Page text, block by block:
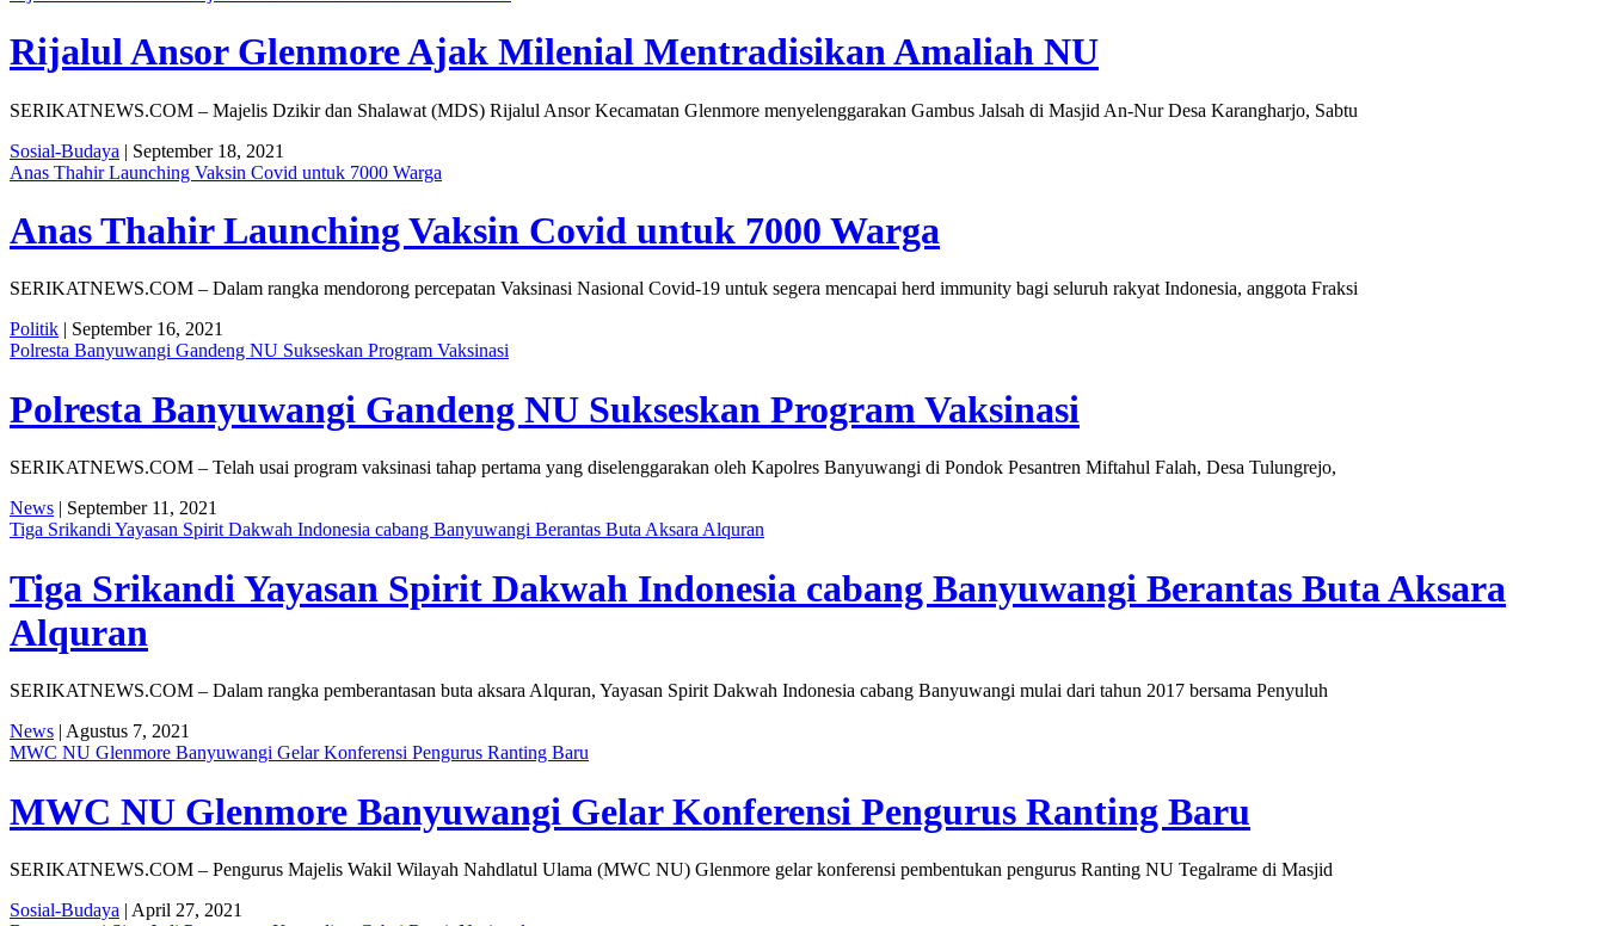
Rijalul Ansor Glenmore Ajak Milenial Mentradisikan Amaliah NU
SERIKATNEWS.COM – Majelis Dzikir dan Shalawat (MDS) Rijalul Ansor Kecamatan Glenmore menyelenggarakan Gambus Jalsah di Masjid An-Nur Desa Karangharjo, Sabtu
Sosial-Budaya | September 18, 2021
Anas Thahir Launching Vaksin Covid untuk 7000 Warga
Anas Thahir Launching Vaksin Covid untuk 7000 Warga
SERIKATNEWS.COM – Dalam rangka mendorong percepatan Vaksinasi Nasional Covid-19 untuk segera mencapai herd immunity bagi seluruh rakyat Indonesia, anggota Fraksi
Politik | September 16, 2021
Polresta Banyuwangi Gandeng NU Sukseskan Program Vaksinasi
Polresta Banyuwangi Gandeng NU Sukseskan Program Vaksinasi
SERIKATNEWS.COM – Telah usai program vaksinasi tahap pertama yang diselenggarakan oleh Kapolres Banyuwangi di Pondok Pesantren Miftahul Falah, Desa Tulungrejo,
News | September 11, 2021
Tiga Srikandi Yayasan Spirit Dakwah Indonesia cabang Banyuwangi Berantas Buta Aksara Alquran
Tiga Srikandi Yayasan Spirit Dakwah Indonesia cabang Banyuwangi Berantas Buta Aksara
Alquran
SERIKATNEWS.COM – Dalam rangka pemberantasan buta aksara Alquran, Yayasan Spirit Dakwah Indonesia cabang Banyuwangi mulai dari tahun 2017 bersama Penyuluh
News | Agustus 7, 2021
MWC NU Glenmore Banyuwangi Gelar Konferensi Pengurus Ranting Baru
MWC NU Glenmore Banyuwangi Gelar Konferensi Pengurus Ranting Baru
SERIKATNEWS.COM – Pengurus Majelis Wakil Wilayah Nahdlatul Ulama (MWC NU) Glenmore gelar konferensi pembentukan pengurus Ranting NU Tegalrame di Masjid
Sosial-Budaya | April 27, 2021